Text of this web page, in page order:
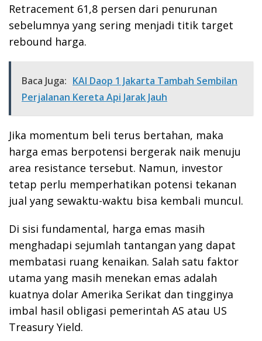
Retracement 61,8 persen dari penurunan
sebelumnya yang sering menjadi titik target
rebound harga.
Baca Juga: KAI Daop 1 Jakarta Tambah Sembilan
Perjalanan Kereta Api Jarak Jauh
Jika momentum beli terus bertahan, maka
harga emas berpotensi bergerak naik menuju
area resistance tersebut. Namun, investor
tetap perlu memperhatikan potensi tekanan
jual yang sewaktu-waktu bisa kembali muncul.
Di sisi fundamental, harga emas masih
menghadapi sejumlah tantangan yang dapat
membatasi ruang kenaikan. Salah satu faktor
utama yang masih menekan emas adalah
kuatnya dolar Amerika Serikat dan tingginya
imbal hasil obligasi pemerintah AS atau US
Treasury Yield.